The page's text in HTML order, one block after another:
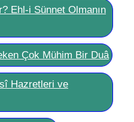
Ehl-i Sünnet Olmanın
Çok Mühim Bir Duâ
Hazretleri ve